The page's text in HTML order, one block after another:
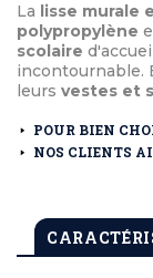
La lisse murale
polypropylène
scolaire
incontournable.
leurs vestes et
POUR BIEN
NOS CLIENTS